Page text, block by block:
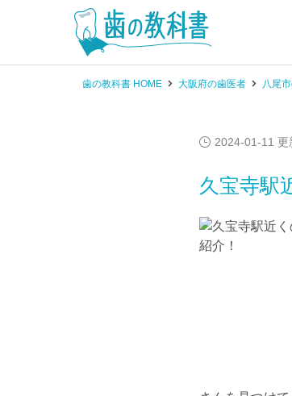
歯の教科書 HOME 大阪府の歯医者 八尾
2024-01-11 更
久宝寺駅